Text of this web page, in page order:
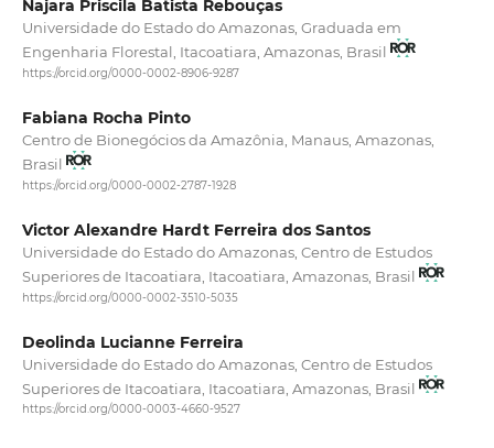
Najara Priscila Batista Rebouças
Universidade do Estado do Amazonas, Graduada em
Engenharia Florestal, Itacoatiara, Amazonas, Brasil
https://orcid.org/0000-0002-8906-9287
Fabiana Rocha Pinto
Centro de Bionegócios da Amazônia, Manaus, Amazonas,
Brasil
https://orcid.org/0000-0002-2787-1928
Victor Alexandre Hardt Ferreira dos Santos
Universidade do Estado do Amazonas, Centro de Estudos
Superiores de Itacoatiara, Itacoatiara, Amazonas, Brasil
https://orcid.org/0000-0002-3510-5035
Deolinda Lucianne Ferreira
Universidade do Estado do Amazonas, Centro de Estudos
Superiores de Itacoatiara, Itacoatiara, Amazonas, Brasil
https://orcid.org/0000-0003-4660-9527